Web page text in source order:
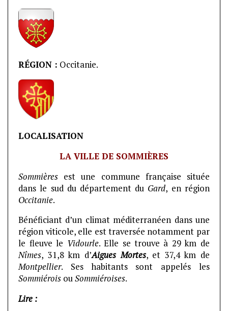
RÉGION : Occitanie.
LOCALISATION
LA VILLE DE SOMMIÈRES
Sommières est une commune française située
dans le sud du département du Gard, en région
Occitanie.
Bénéficiant d’un climat méditerranéen dans une
région viticole, elle est traversée notamment par
le fleuve le Vidourle. Elle se trouve à 29 km de
Nîmes, 31,8 km d’Aigues Mortes, et 37,4 km de
Montpellier. Ses habitants sont appelés les
Sommiérois ouSommiéroises.
Lire :